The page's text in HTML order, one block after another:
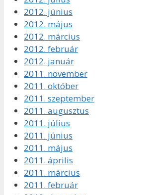
2012. június
2012. május
2012. március
2012. február
2012. január
2011. november
2011. október
2011. szeptember
2011. augusztus
2011. július
2011. június
2011. május
2011. április
2011. március
2011. február